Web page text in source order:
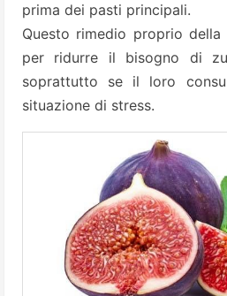
prima dei pasti principali.
Questo rimedio proprio
per ridurre il bisogno di
soprattutto se il loro
situazione di stress.